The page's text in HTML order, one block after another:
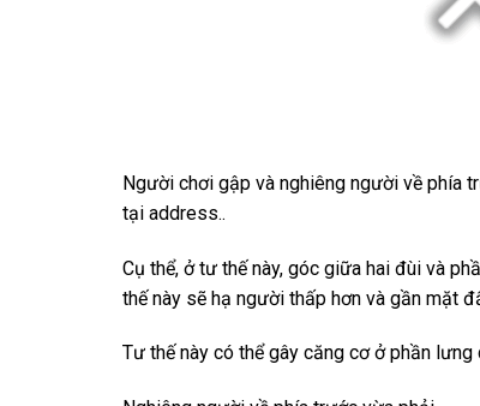
Người chơi gập và nghiêng người về phía
tại address..
Cụ thể, ở tư thế này, góc giữa hai đùi và
thế này sẽ hạ người thấp hơn và gần mặt
Tư thế này có thể gây căng cơ ở phần